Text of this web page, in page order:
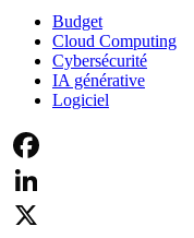
Budget
Cloud Computing
Cybersécurité
IA générative
Logiciel
Facebook
LinkedIn